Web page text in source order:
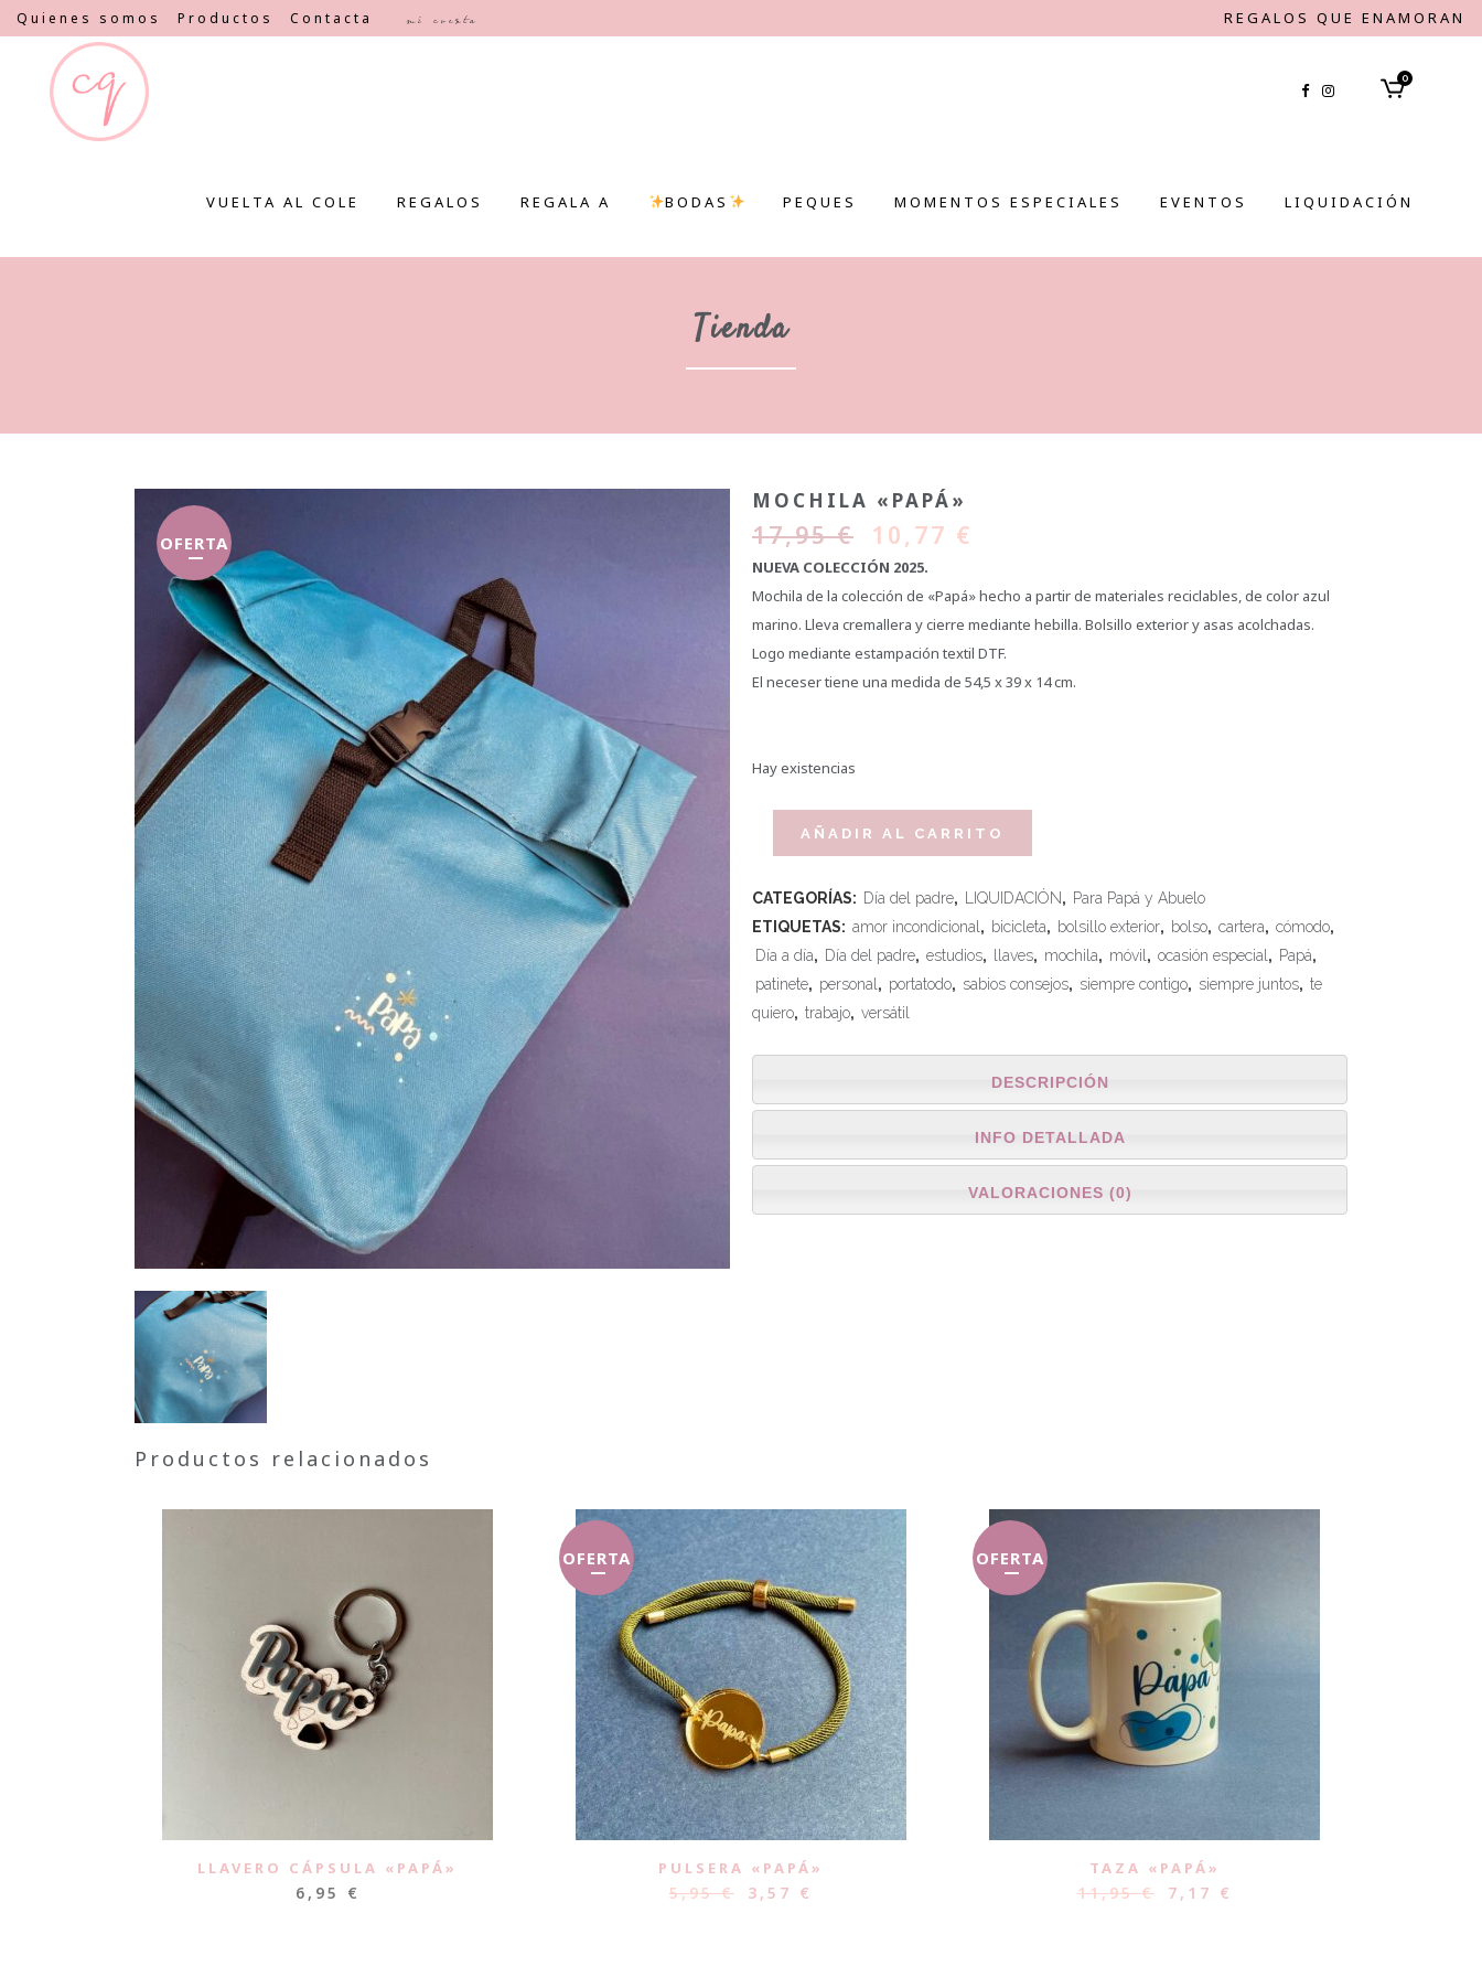
Quienes somos Productos Contacta Mi cuenta REGALOS QUE ENAMORAN
0
VUELTA AL COLE REGALOS REGALA A BODAS PEQUES MOMENTOS ESPECIALES EVENTOS LIQUIDACIÓN
Tienda
OFERTA
MOCHILA «PAPÁ»
17,95€ 10,77 €
NUEVA COLECCIÓN 2025.
Mochila de la colección de «Papá» hecho a partir de materiales reciclables, de color azul
marino. Lleva cremallera y cierre mediante hebilla. Bolsillo exterior y asas acolchadas.
Logo mediante estampación textil DTF.
El neceser tiene una medida de 54,5 x 39 x 14 cm.
Hay existencias
AÑADIR AL CARRITO
CATEGORÍAS: Día del padre, LIQUIDACIÓN, Para Papá y Abuelo
ETIQUETAS: amor incondicional , bicicleta, bolsillo exterior, bolso, cartera, cómodo,
Día a día, Día del padre, estudios, llaves, mochila, móvil , ocasión especial , Papá,
patinete, personal , portatodo, sabios consejos, siempre contigo, siempre juntos, te
quiero, trabajo, versátil
DESCRIPCIÓN
INFO DETALLADA
VALORACIONES (0)
Productos relacionados
LLAVERO CÁPSULA «PAPÁ»
6,95 €
OFERTA
PULSERA «PAPÁ»
5,95€ 3,57 €
OFERTA
TAZA «PAPÁ»
11,95€ 7,17 €